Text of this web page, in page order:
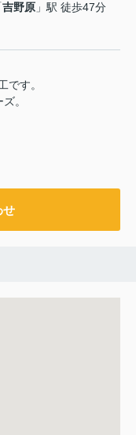
吉野原 」駅 徒歩47分
です。
。
せ